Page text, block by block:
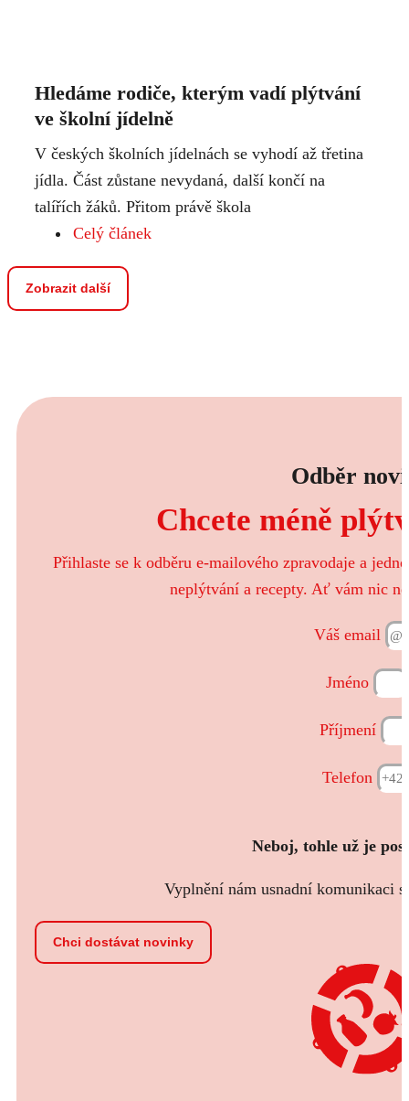
Hledáme rodiče, kterým vadí plýtvání
ve školní jídelně
V českých školních jídelnách se vyhodí až třetina
jídla. Část zůstane nevydaná, další končí na
talířích žáků. Přitom právě škola
Celý článek
Zobrazit další
Odběr
Chcete méně
Přihlaste se k odběru e-mailového zpravodaje a
neplýtvání a recepty. Ať vám nic
Váš email
Jméno
Příjmení
Telefon
Neboj, tohle už je
Vyplnění nám usnadní komunikaci
Chci dostávat novinky